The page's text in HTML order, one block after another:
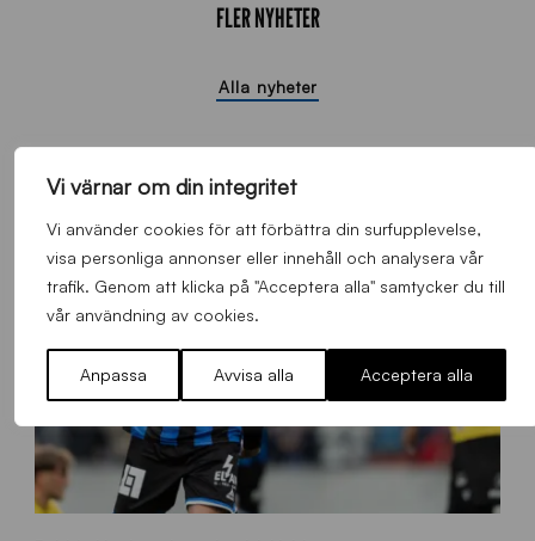
Vi värnar om din integritet
Vi använder cookies för att förbättra din surfupplevelse,
visa personliga annonser eller innehåll och analysera vår
trafik. Genom att klicka på "Acceptera alla" samtycker du till
vår användning av cookies.
Anpassa Avvisa alla Acceptera alla
FLER NYHETER
Alla nyheter